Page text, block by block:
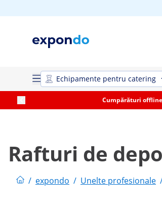
Echipamente pentru catering
Cumpărături
Rafturi de
/ expondo / Unelte profesionale